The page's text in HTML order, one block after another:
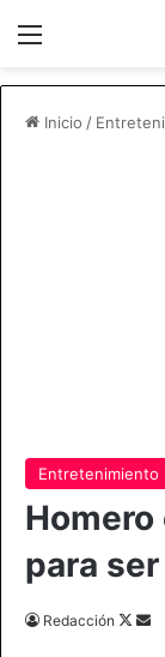
Menú
Inicio /
Entretenimiento
Homero
para ser
Redacción